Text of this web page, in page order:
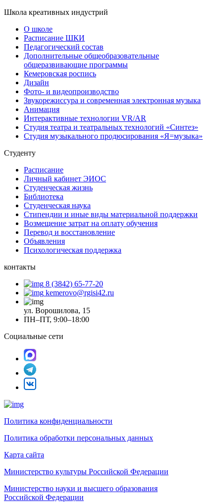
Школа креативных индустрий
О школе
Расписание ШКИ
Педагогический состав
Дополнительные общеобразовательные
общеразвивающие программы
Кемеровская роспись
Дизайн
Фото- и видеопроизводство
Звукорежиссура и современная электронная музыка
Анимация
Интерактивные технологии VR/AR
Студия театра и театральных технологий «Синтез»
Студия музыкального продюсирования «Я=музыка»
Студенту
Расписание
Личный кабинет ЭИОС
Студенческая жизнь
Библиотека
Студенческая наука
Стипендии и иные виды материальной поддержки
Возмещение затрат на оплату обучения
Перевод и восстановление
Объявления
Психологическая поддержка
контакты
8 (3842) 65-77-20
kemerovo@rgisi42.ru
ул. Ворошилова, 15
ПН–ПТ, 9:00–18:00
Социальные сети
Политика конфиденциальности
Политика обработки персональных данных
Карта сайта
Министерство культуры Российской Федерации
Министерство науки и высшего образования
Российской Федерации